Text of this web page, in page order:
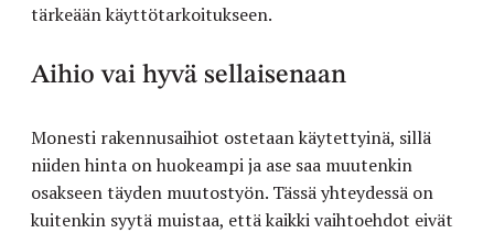
tärkeään käyttötarkoitukseen.
Aihio vai hyvä sellaisenaan
Monesti rakennusaihiot ostetaan käytettyinä, sillä
niiden hinta on huokeampi ja ase saa muutenkin
osakseen täyden muutostyön. Tässä yhteydessä on
kuitenkin syytä muistaa, että kaikki vaihtoehdot eivät